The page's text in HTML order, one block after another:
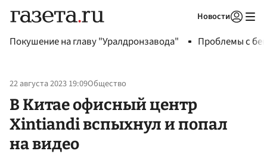
Новости
Покушение на главу "Уралдронзавода" Проблемы с
22 августа 2023 19:09Общество
В Китае офисный центр
Xintiandi вспыхнул и попал
на видео